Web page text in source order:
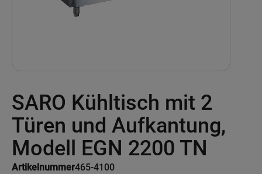
SARO Kühltisch mit 2
Türen und Aufkantung,
Modell EGN 2200 TN
Artikelnummer465-4100
to
the
beginning
images
gallery